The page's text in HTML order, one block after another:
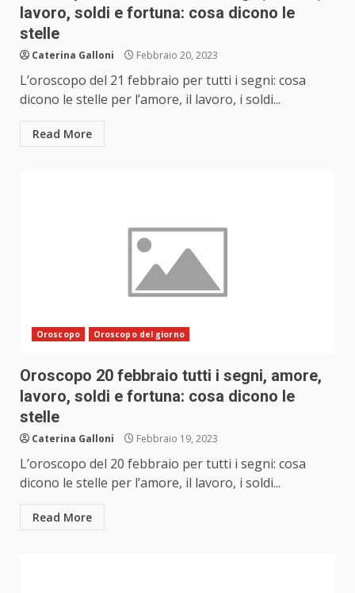
lavoro, soldi e fortuna: cosa dicono le
stelle
Caterina Galloni Febbraio 20, 2023
L’oroscopo del 21 febbraio per tutti i segni: cosa
dicono le stelle per l’amore, il lavoro, i soldi...
Read More
Oroscopo Oroscopo del giorno
Oroscopo 20 febbraio tutti i segni, amore,
lavoro, soldi e fortuna: cosa dicono le
stelle
Caterina Galloni Febbraio 19, 2023
L’oroscopo del 20 febbraio per tutti i segni: cosa
dicono le stelle per l’amore, il lavoro, i soldi...
Read More